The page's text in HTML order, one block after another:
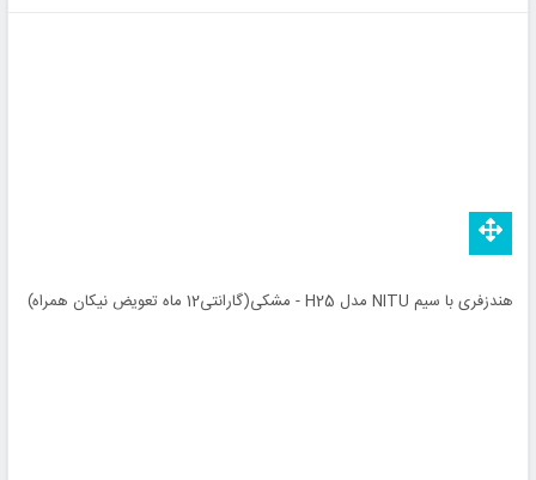
هندزفری با سیم NITU مدل H25 - مشکی(گارانتی12 ماه تعویض نیکان همراه)